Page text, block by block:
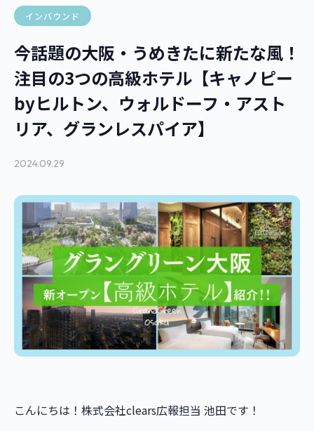
インバウンド
今話題の大阪・うめきたに新たな風！
注目の3つの高級ホテル【キャノピー
byヒルトン、ウォルドーフ・アスト
リア、グランレスパイア】
2024.09.29
こんにちは！株式会社clears広報担当 池田です！